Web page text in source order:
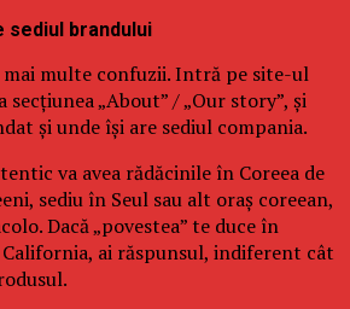
sediul brandului
mai multe confuzii. Intră pe site-ul
„About” / „Our story”, și
și unde își are sediul compania.
va avea rădăcinile în Coreea de
sediu în Seul sau alt oraș coreean,
Dacă „povestea” te duce în
California, ai răspunsul, indiferent cât